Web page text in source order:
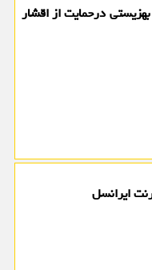
درحمایت از اقشار